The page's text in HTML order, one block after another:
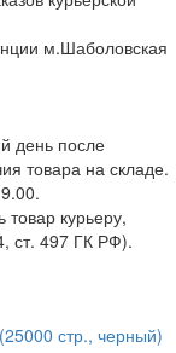
м.Шаболовская
день после
товара на складе.
товар курьеру,
ст. 497 ГК РФ).